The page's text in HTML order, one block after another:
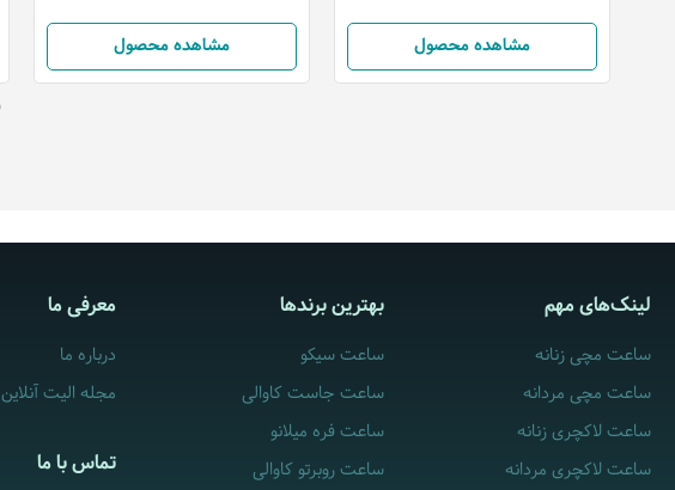
مشاهده محصول مشاهده محصول
لینک‌های مهم
ساعت مچی زنانه
ساعت مچی مردانه
ساعت لاکچری زنانه
ساعت لاکچری مردانه
بهترین برندها
ساعت سیکو
ساعت جاست کاوالی
ساعت فره میلانو
ساعت روبرتو کاوالی
معرفی ما
درباره ما
مجله الیت آنلاین
تماس با ما